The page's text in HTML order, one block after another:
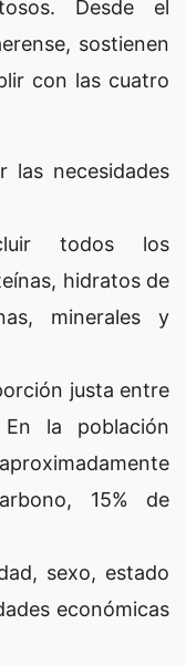
Desde el
sostienen
con las cuatro
las necesidades
todos los
hidratos de
minerales y
justa entre
la población
15% de
sexo, estado
económicas